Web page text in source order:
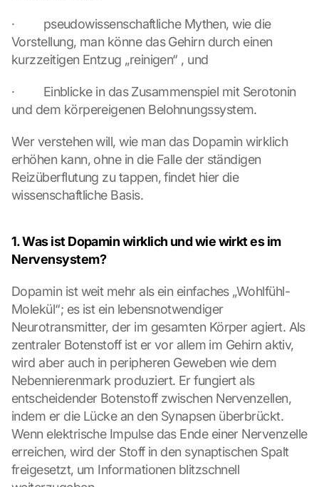
·         pseudowissenschaftliche Mythen, wie die
Vorstellung, man könne das Gehirn durch einen
kurzzeitigen Entzug „reinigen“ , und
·         Einblicke in das Zusammenspiel mit Serotonin
und dem körpereigenen Belohnungssystem.
Wer verstehen will, wie man das Dopamin wirklich
erhöhen kann, ohne in die Falle der ständigen
Reizüberflutung zu tappen, findet hier die
wissenschaftliche Basis.
1. Was ist Dopamin wirklich und wie wirkt es im
Nervensystem?
Dopamin ist weit mehr als ein einfaches „Wohlfühl-
Molekül“; es ist ein lebensnotwendiger
Neurotransmitter, der im gesamten Körper agiert. Als
zentraler Botenstoff ist er vor allem im Gehirn aktiv,
wird aber auch in peripheren Geweben wie dem
Nebennierenmark produziert. Er fungiert als
entscheidender Botenstoff zwischen Nervenzellen,
indem er die Lücke an den Synapsen überbrückt.
Wenn elektrische Impulse das Ende einer Nervenzelle
erreichen, wird der Stoff in den synaptischen Spalt
freigesetzt, um Informationen blitzschnell